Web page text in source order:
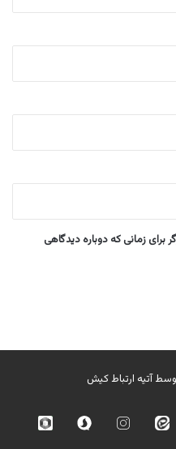
برای زمانی که دوباره دیدگاهی
توسطآتیه ارتباط کیش
ایتا اینستاگرامسروش